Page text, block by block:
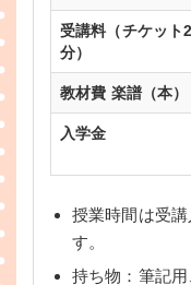
受講料（チケット
分）
教材費 楽譜（本）
入学金
授業時間は受
す。
持ち物：筆記